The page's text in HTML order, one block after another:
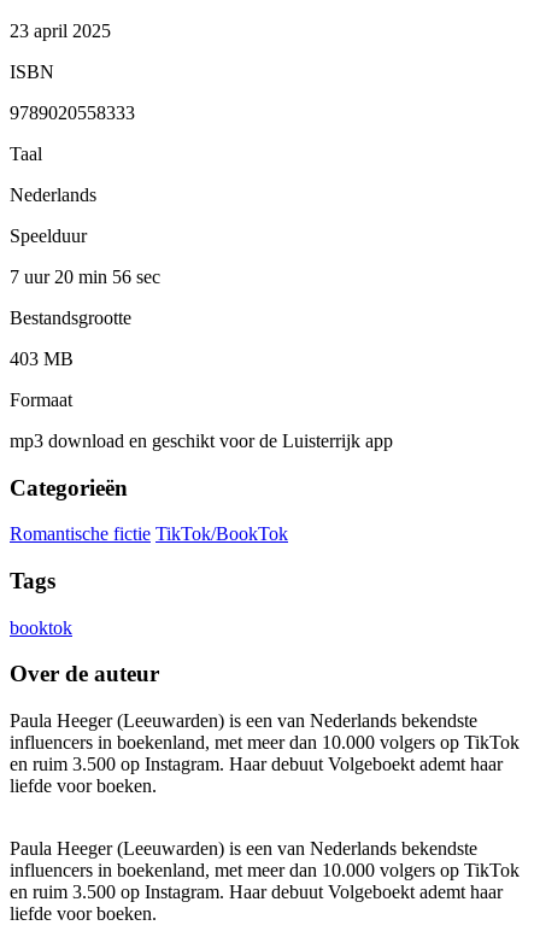
23 april 2025
ISBN
9789020558333
Taal
Nederlands
Speelduur
7 uur 20 min 56 sec
Bestandsgrootte
403 MB
Formaat
mp3 download en geschikt voor de Luisterrijk app
Categorieën
Romantische fictie TikTok/BookTok
Tags
booktok
Over de auteur
Paula Heeger (Leeuwarden) is een van Nederlands bekendste
influencers in boekenland, met meer dan 10.000 volgers op TikTok
en ruim 3.500 op Instagram. Haar debuut Volgeboekt ademt haar
liefde voor boeken.
Paula Heeger (Leeuwarden) is een van Nederlands bekendste
influencers in boekenland, met meer dan 10.000 volgers op TikTok
en ruim 3.500 op Instagram. Haar debuut Volgeboekt ademt haar
liefde voor boeken.